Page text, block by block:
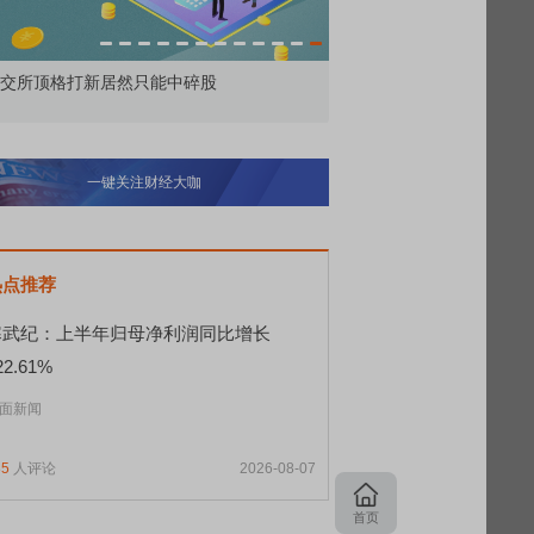
——比亚迪智能化战略发布会
一键关注财经大咖
推荐
纪：上半年归母净利润同比增长
新闻
人评论 2026-08-07
首页